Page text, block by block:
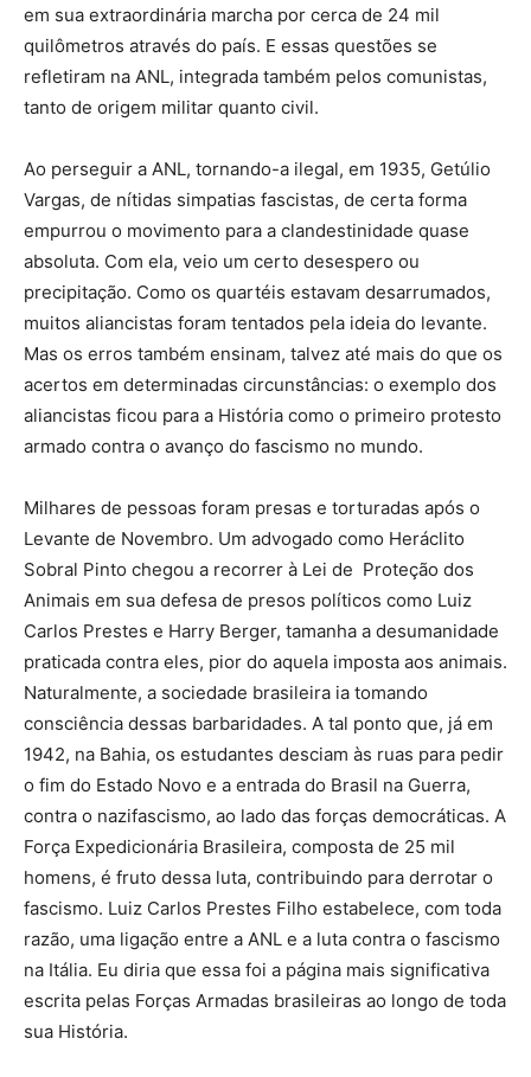
em sua extraordinária marcha por cerca de 24 mil
quilômetros através do país. E essas questões se
refletiram na ANL, integrada também pelos comunistas,
tanto de origem militar quanto civil.
Ao perseguir a ANL, tornando-a ilegal, em 1935, Getúlio
Vargas, de nítidas simpatias fascistas, de certa forma
empurrou o movimento para a clandestinidade quase
absoluta. Com ela, veio um certo desespero ou
precipitação. Como os quartéis estavam desarrumados,
muitos aliancistas foram tentados pela ideia do levante.
Mas os erros também ensinam, talvez até mais do que os
acertos em determinadas circunstâncias: o exemplo dos
aliancistas ficou para a História como o primeiro protesto
armado contra o avanço do fascismo no mundo.
Milhares de pessoas foram presas e torturadas após o
Levante de Novembro. Um advogado como Heráclito
Sobral Pinto chegou a recorrer à Lei de Proteção dos
Animais em sua defesa de presos políticos como Luiz
Carlos Prestes e Harry Berger, tamanha a desumanidade
praticada contra eles, pior do aquela imposta aos animais.
Naturalmente, a sociedade brasileira ia tomando
consciência dessas barbaridades. A tal ponto que, já em
1942, na Bahia, os estudantes desciam às ruas para pedir
o fim do Estado Novo e a entrada do Brasil na Guerra,
contra o nazifascismo, ao lado das forças democráticas. A
Força Expedicionária Brasileira, composta de 25 mil
homens, é fruto dessa luta, contribuindo para derrotar o
fascismo. Luiz Carlos Prestes Filho estabelece, com toda
razão, uma ligação entre a ANL e a luta contra o fascismo
na Itália. Eu diria que essa foi a página mais significativa
escrita pelas Forças Armadas brasileiras ao longo de toda
sua História.